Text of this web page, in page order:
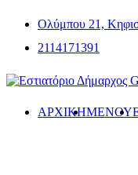
Ολύμπου 21,
2114171391
ΑΡΧΙΚΗΜΕΝΟΎ